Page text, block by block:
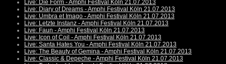
Live: Die Form - Amphi Festival Köln 21.07.2013
Live: Diary of Dreams - Amphi Festival Köln 21.07.2013
Live: Umbra et Imago - Amphi Festival Köln 21.07.2013
Live: Letzte Instanz - Amphi Festival Köln 21.07.2013
Live: Faun - Amphi Festival Köln 21.07.2013
Live: Icon of Coil - Amphi Festival Köln 21.07.2013
Live: Santa Hates You - Amphi Festival Köln 21.07.2013
Live: The Beauty of Gemina - Amphi Festival Köln 21.07.2013
Live: Classic & Depeche - Amphi Festival Köln 21.07.2013